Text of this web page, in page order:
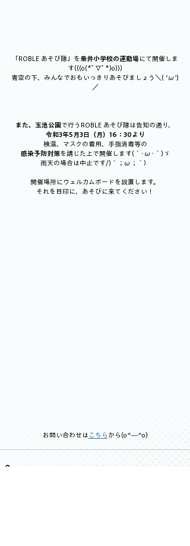
「ROBLE あそび隊」を垂井小学校の運動場 にて開催しま
す(((o(*ﾟ▽ﾟ*)o)))
青空の下、みんなでおもいっきりあそびましょう＼( ‘ω’)
／
また、玉池公園 で行うROBLE あそび隊は告知の通り、
令和3年5月3日（月）16：30より
検温、マスクの着用、手指消毒等の
感染予防対策を講じた上で開催します(｀･ω･´)ゞ
雨天の場合は中止です/)｀；ω；´）
開催場所にウェルカムボードを設置します。
それを目印に、あそびに来てください！
お問い合わせは こちら から(o^―^o)